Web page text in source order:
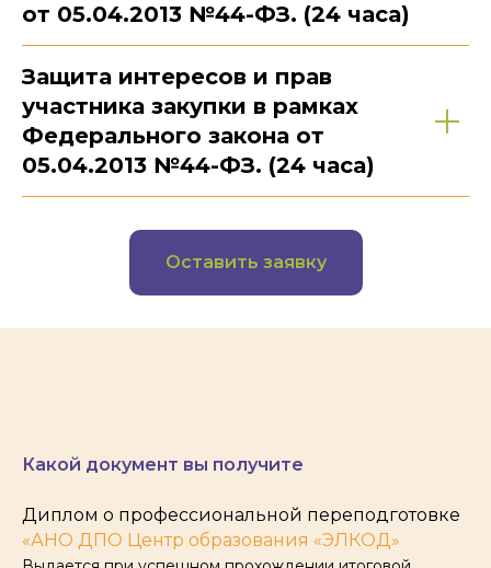
от 05.04.2013 №44-ФЗ. (24 часа)
Защита интересов и прав
участника закупки в рамках
Федерального закона от
05.04.2013 №44-ФЗ. (24 часа)
Оставить заявку
Какой документ вы получите
Диплом о профессиональной переподготовке
«АНО ДПО Центр образования «ЭЛКОД»